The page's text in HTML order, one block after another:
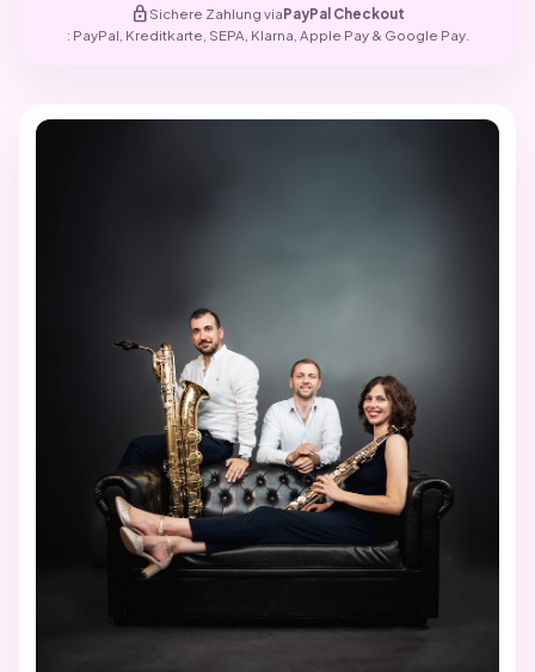
lock Sichere Zahlung viaPayPal Checkout
: PayPal, Kreditkarte, SEPA, Klarna, Apple Pay & Google Pay.